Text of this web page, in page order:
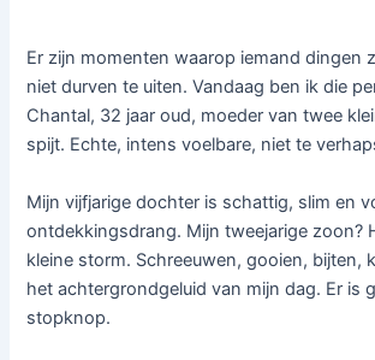
Er zijn momenten waarop iemand dingen
niet durven te uiten. Vandaag ben ik die
Chantal, 32 jaar oud, moeder van twee
spijt. Echte, intens voelbare, niet te
Mijn vijfjarige dochter is schattig, slim en
ontdekkingsdrang. Mijn tweejarige zoon?
kleine storm. Schreeuwen, gooien, bijten,
het achtergrondgeluid van mijn dag. Er is
stopknop.